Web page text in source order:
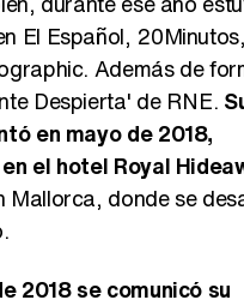
El Español,
Además de
Despierta' de RNE.
en mayo de 2018,
el hotel Royal
Mallorca, donde se
2018 se comunicó su